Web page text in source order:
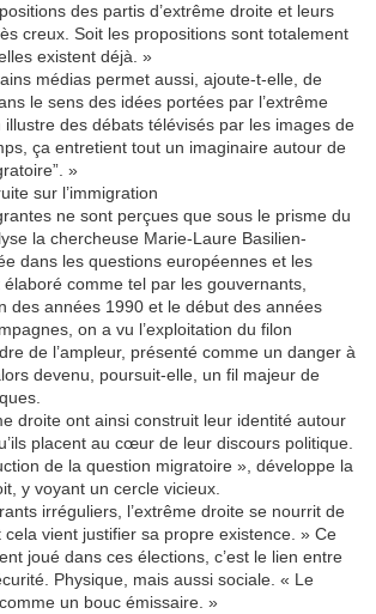
des partis d’extrême droite et leurs
creux. Soit les propositions sont totalement
existent déjà. »
médias permet aussi, ajoute-t-elle, de
le sens des idées portées par l’extrême
des débats télévisés par les images de
ça entretient tout un imaginaire autour de
»
sur l’immigration
ne sont perçues que sous le prisme du
la chercheuse Marie-Laure Basilien-
dans les questions européennes et les
élaboré comme tel par les gouvernants,
des années 1990 et le début des années
on a vu l’exploitation du filon
de l’ampleur, présenté comme un danger à
devenu, poursuit-elle, un fil majeur de
droite ont ainsi construit leur identité autour
placent au cœur de leur discours politique.
de la question migratoire », développe la
y voyant un cercle vicieux.
irréguliers, l’extrême droite se nourrit de
vient justifier sa propre existence. » Ce
joué dans ces élections, c’est le lien entre
Physique, mais aussi sociale. « Le
un bouc émissaire. »